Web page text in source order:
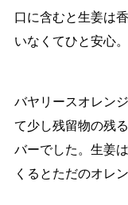
口に含むと生姜は
いなくてひと安心。
バヤリースオレン
て少し残留物の残
バーでした。生姜
くるとただのオレ